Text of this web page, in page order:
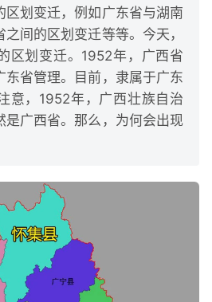
区划变迁，例如广东省与湖南
间的区划变迁等等。今天，
区划变迁。1952年，广西省
东省管理。目前，隶属于广东
意，1952年，广西壮族自治
是广西省。那么，为何会出现